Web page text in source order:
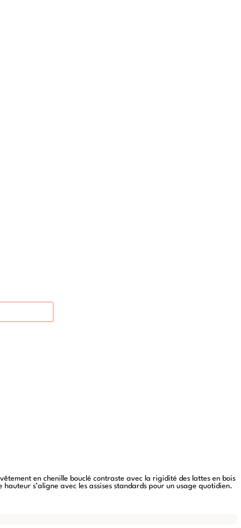
en chenille bouclé contraste avec la rigidité des lattes en bois
s’aligne avec les assises standards pour un usage quotidien.